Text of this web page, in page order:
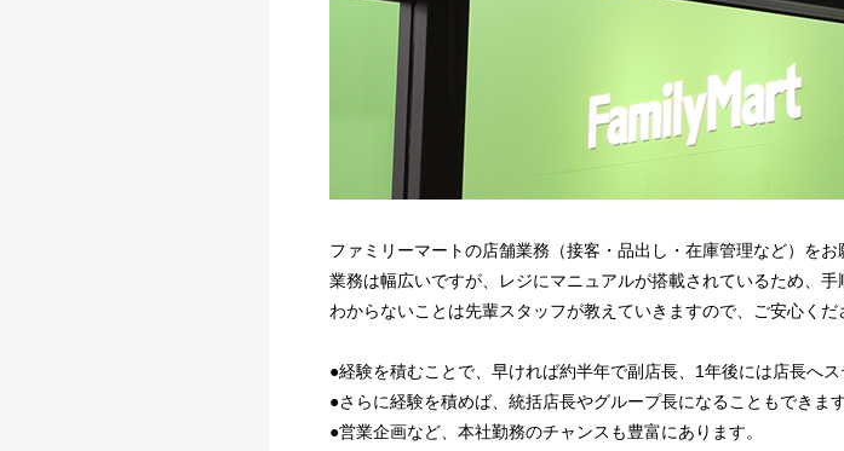
ファミリーマートの店舗業務（接客・品出し・在庫管理など）をお
業務は幅広いですが、レジにマニュアルが搭載されているため、手
わからないことは先輩スタッフが教えていきますので、ご安心くだ
●経験を積むことで、早ければ約半年で副店長、1年後には店長へス
●さらに経験を積めば、統括店長やグループ長になることもできます
●営業企画など、本社勤務のチャンスも豊富にあります。